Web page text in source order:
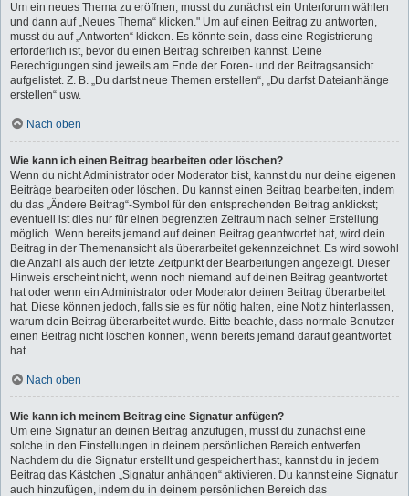
Um ein neues Thema zu eröffnen, musst du zunächst ein Unterforum wählen
und dann auf „Neues Thema“ klicken." Um auf einen Beitrag zu antworten,
musst du auf „Antworten“ klicken. Es könnte sein, dass eine Registrierung
erforderlich ist, bevor du einen Beitrag schreiben kannst. Deine
Berechtigungen sind jeweils am Ende der Foren- und der Beitragsansicht
aufgelistet. Z. B. „Du darfst neue Themen erstellen“, „Du darfst Dateianhänge
erstellen“ usw.
Nach oben
Wie kann ich einen Beitrag bearbeiten oder löschen?
Wenn du nicht Administrator oder Moderator bist, kannst du nur deine eigenen
Beiträge bearbeiten oder löschen. Du kannst einen Beitrag bearbeiten, indem
du das „Ändere Beitrag“-Symbol für den entsprechenden Beitrag anklickst;
eventuell ist dies nur für einen begrenzten Zeitraum nach seiner Erstellung
möglich. Wenn bereits jemand auf deinen Beitrag geantwortet hat, wird dein
Beitrag in der Themenansicht als überarbeitet gekennzeichnet. Es wird sowohl
die Anzahl als auch der letzte Zeitpunkt der Bearbeitungen angezeigt. Dieser
Hinweis erscheint nicht, wenn noch niemand auf deinen Beitrag geantwortet
hat oder wenn ein Administrator oder Moderator deinen Beitrag überarbeitet
hat. Diese können jedoch, falls sie es für nötig halten, eine Notiz hinterlassen,
warum dein Beitrag überarbeitet wurde. Bitte beachte, dass normale Benutzer
einen Beitrag nicht löschen können, wenn bereits jemand darauf geantwortet
hat.
Nach oben
Wie kann ich meinem Beitrag eine Signatur anfügen?
Um eine Signatur an deinen Beitrag anzufügen, musst du zunächst eine
solche in den Einstellungen in deinem persönlichen Bereich entwerfen.
Nachdem du die Signatur erstellt und gespeichert hast, kannst du in jedem
Beitrag das Kästchen „Signatur anhängen“ aktivieren. Du kannst eine Signatur
auch hinzufügen, indem du in deinem persönlichen Bereich das